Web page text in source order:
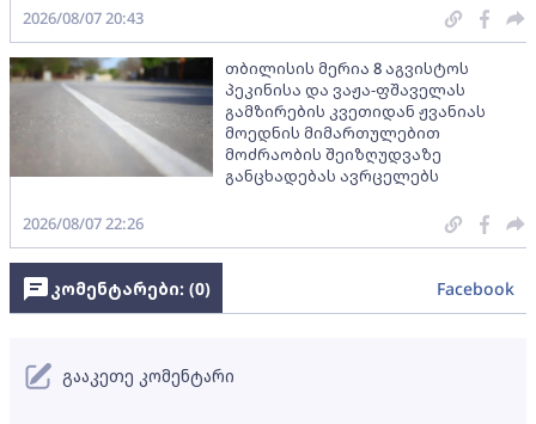
2026/08/07 20:43
თბილისის მერია 8 აგვისტოს
პეკინისა და ვაჟა-ფშაველას
გამზირების კვეთიდან ჟვანიას
მოედნის მიმართულებით
მოძრაობის შეიზღუდვაზე
განცხადებას ავრცელებს
2026/08/07 22:26
კომენტარები: (0) Facebook
გააკეთე კომენტარი